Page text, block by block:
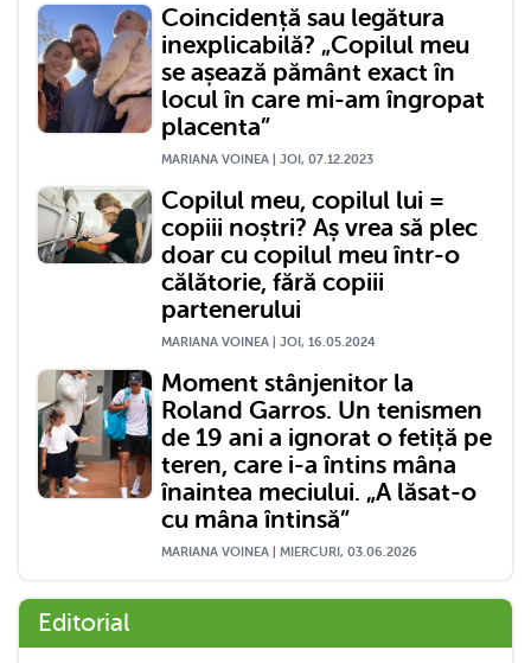
Coincidență sau legătura
inexplicabilă? „Copilul meu
se așează pământ exact în
locul în care mi-am îngropat
placenta”
MARIANA VOINEA | JOI, 07.12.2023
Copilul meu, copilul lui =
copiii noștri? Aș vrea să plec
doar cu copilul meu într-o
călătorie, fără copiii
partenerului
MARIANA VOINEA | JOI, 16.05.2024
Moment stânjenitor la
Roland Garros. Un tenismen
de 19 ani a ignorat o fetiță pe
teren, care i-a întins mâna
înaintea meciului. „A lăsat-o
cu mâna întinsă”
MARIANA VOINEA | MIERCURI, 03.06.2026
Editorial